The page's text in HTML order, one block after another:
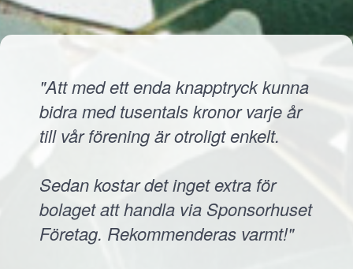
"Att med ett enda knapptryck kunna
bidra med tusentals kronor varje år
till vår förening är otroligt enkelt.
Sedan kostar det inget extra för
bolaget att handla via Sponsorhuset
Företag. Rekommenderas varmt!"